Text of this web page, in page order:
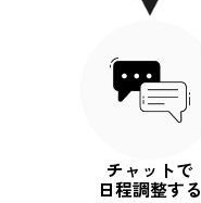
チャットで
日程調整する